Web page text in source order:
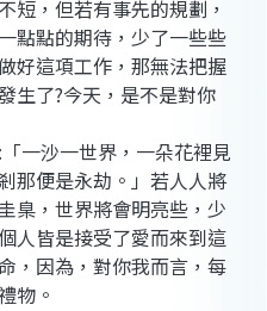
，但若有事先的規劃，
點點的期待，少了一些些
好這項工作，那無法把握
生了?今天，是不是對你
沙一世界，一朵花裡見
那便是永劫。」若人人將
臬，世界將會明亮些，少
人皆是接受了愛而來到這
，因為，對你我而言，每
物。